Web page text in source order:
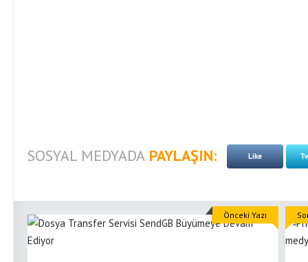
SOSYAL MEDYADA PAYLAŞIN: Like
Önceki Yazı